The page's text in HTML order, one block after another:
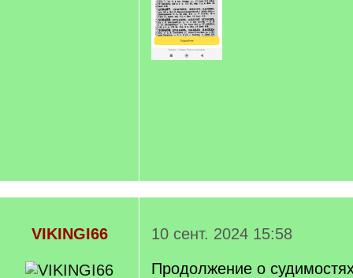
VIKINGI66
10 сент. 2024 15:58
Продолжение о